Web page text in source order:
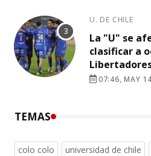
U. DE CHILE
La "U" se
clasificar a
07:46, MAY
TEMAS
colo colo universidad de chile